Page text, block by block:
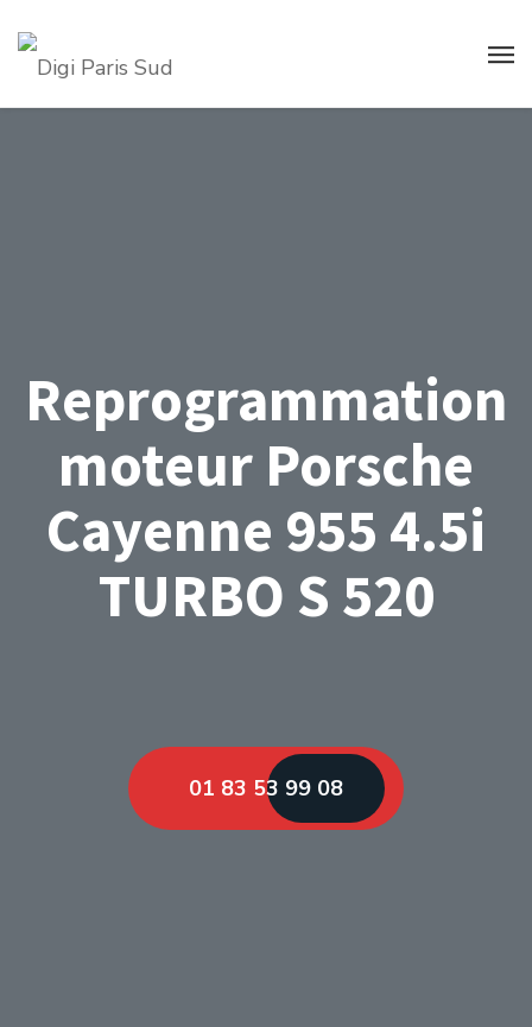
Reprogrammation
moteur Porsche
Cayenne 955 4.5i
TURBO S 520
01 83 53 99 08